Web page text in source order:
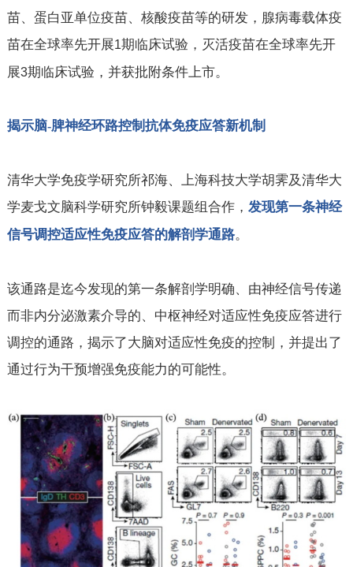
苗、蛋白亚单位疫苗、核酸疫苗等的研发，腺病毒载体疫
苗在全球率先开展1期临床试验，灭活疫苗在全球率先开
展3期临床试验，并获批附条件上市。
揭示脑-脾神经环路控制抗体免疫应答新机制
清华大学免疫学研究所祁海、上海科技大学胡霁及清华大
学麦戈文脑科学研究所钟毅课题组合作， 发现第一条神经
信号调控适应性免疫应答的解剖学通路。
该通路是迄今发现的第一条解剖学明确、由神经信号传递
而非内分泌激素介导的、中枢神经对适应性免疫应答进行
调控的通路，揭示了大脑对适应性免疫的控制，并提出了
通过行为干预增强免疫能力的可能性。